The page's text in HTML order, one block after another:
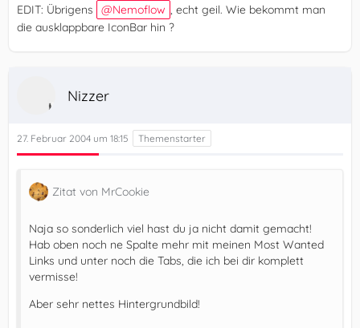
EDIT: Übrigens Nemoflow , echt geil. Wie bekommt man
die ausklappbare IconBar hin ?
Nizzer
27. Februar 2004 um 18:15
Zitat von MrCookie
Naja so sonderlich viel hast du ja nicht damit gemacht!
Hab oben noch ne Spalte mehr mit meinen Most Wanted
Links und unter noch die Tabs, die ich bei dir komplett
vermisse!
Aber sehr nettes Hintergrundbild!